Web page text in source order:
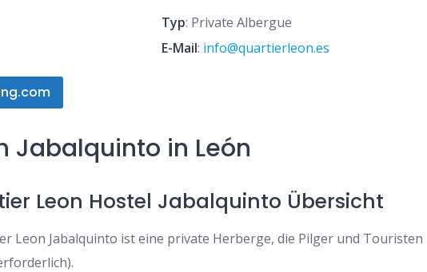
Typ: Private Albergue
E-Mail: info@quartierleon.es
Jabalquinto in León
Leon Hostel Jabalquinto Übersicht
Leon Jabalquinto ist eine private Herberge, die Pilger und Touristen